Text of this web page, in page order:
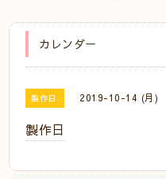
カレンダー
製作日 2019-10-14 (月)
製作日